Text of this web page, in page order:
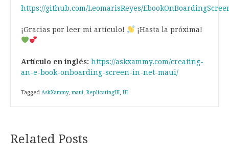
https://github.com/LeomarisReyes/
¡Gracias por leer mi artículo! ¡Hasta la próxima!
Artículo en inglés: https://askxammy.com/creating-
an-e-book-onboarding-screen-in-net-maui/
Tagged AskXammy, maui ReplicatingUI UI
Related Posts